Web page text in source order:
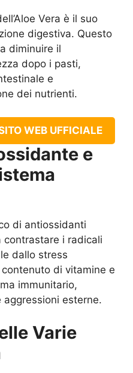
Vera è il suo
digestiva. Questo
diminuire il
dopo i pasti,
e
dei nutrienti.
WEB UFFICIALE
e
di antiossidanti
contrastare i radicali
dallo stress
di vitamine e
immunitario,
esterne.
Varie